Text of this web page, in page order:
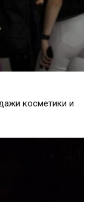
косметики и